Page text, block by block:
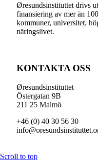
Øresundsinstituttet drivs
finansiering av mer än
kommuner, universitet,
näringslivet.
KONTAKTA OSS
Øresundsinstituttet
Östergatan 9B
211 25 Malmö
+46 (0) 40 30 56 30
Scroll to top